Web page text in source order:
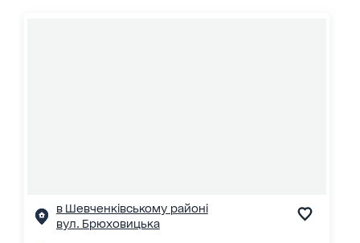
в Шевченківському районі
вул. Брюховицька